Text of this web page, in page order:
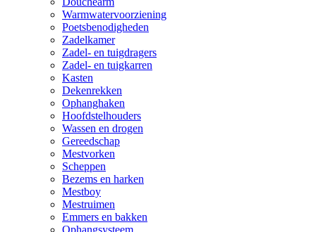
Warmwatervoorziening
Poetsbenodigheden
Zadelkamer
Zadel- en tuigdragers
Zadel- en tuigkarren
Kasten
Dekenrekken
Ophanghaken
Hoofdstelhouders
Wassen en drogen
Gereedschap
Mestvorken
Scheppen
Bezems en harken
Mestboy
Mestruimen
Emmers en bakken
Ophangsysteem